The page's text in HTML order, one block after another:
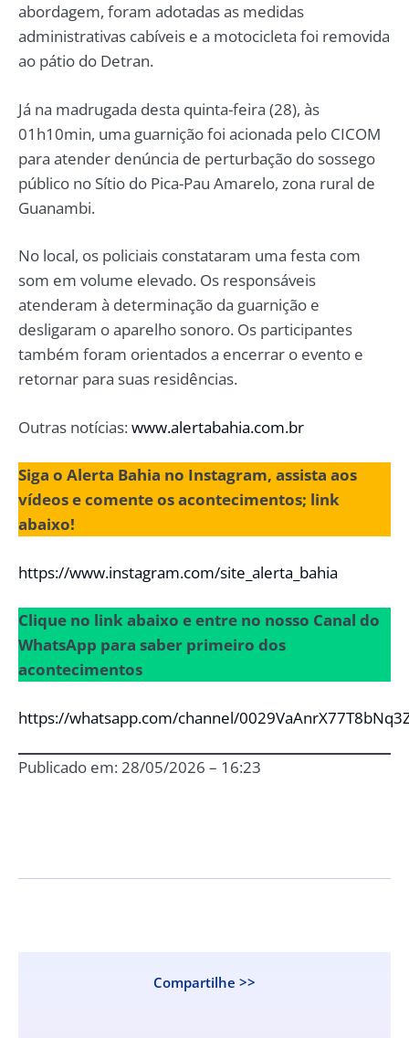
abordagem, foram adotadas as medidas
administrativas cabíveis e a motocicleta foi removida
ao pátio do Detran.
Já na madrugada desta quinta-feira (28), às
01h10min, uma guarnição foi acionada pelo CICOM
para atender denúncia de perturbação do sossego
público no Sítio do Pica-Pau Amarelo, zona rural de
Guanambi.
No local, os policiais constataram uma festa com
som em volume elevado. Os responsáveis
atenderam à determinação da guarnição e
desligaram o aparelho sonoro. Os participantes
também foram orientados a encerrar o evento e
retornar para suas residências.
Outras notícias:www.alertabahia.com.br
Siga o Alerta Bahia no Instagram, assista aos
vídeos e comente os acontecimentos; link
abaixo!
https://www.instagram.com/site_alerta_bahia
Clique no link abaixo e entre no nosso Canal do
WhatsApp para saber primeiro dos
acontecimentos
https://whatsapp.com/channel/
Publicado em: 28/05/2026 – 16:23
Compartilhe >>